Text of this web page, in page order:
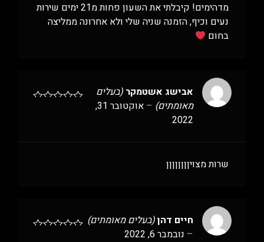
מדהימים! קיבלתי את השעון פחות מ21 ימים שירות
נעים וכיף, הזמנה שניה שלי ולא אחרונה ממליצה
בחום
אבישג אשטמקר (בעלים
מאומתים) –
אוקטובר 31,
2022
שרות מצויןןןןןןןן
חיים דהן(בעלים מאומתים)
– נובמבר 6, 2022